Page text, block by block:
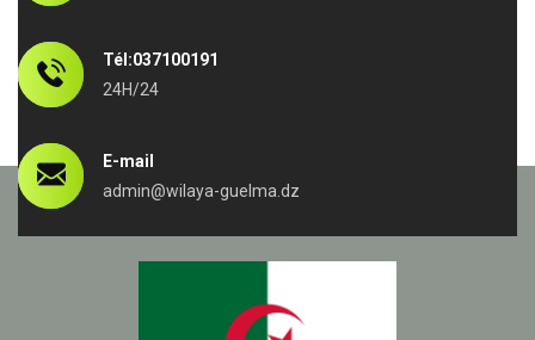
Tél:037100191
24H/24
E-mail
admin@wilaya-guelma.dz